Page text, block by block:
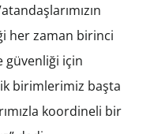
her zaman birinci
güvenliği için
birimlerimiz başta
koordineli bir